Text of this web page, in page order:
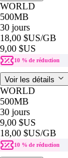
WORLD
500MB
30 jours
18,00 $US/GB
9,00 $US
10 % de réduction
Voir les détails
WORLD
500MB
30 jours
9,00 $US
18,00 $US/GB
10 % de réduction